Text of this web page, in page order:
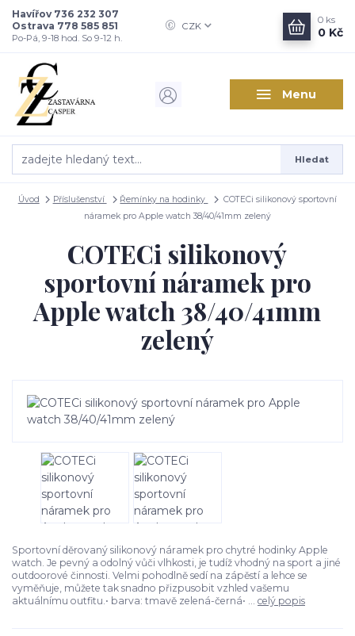
Menu
CZK
Hledat
Havířov 736 232 307
Ostrava 778 585 851
Po-Pá, 9-18 hod. So 9-12 h.
0 ks
0 Kč
Úvod Příslušenství Řemínky na hodinky
COTECi silikonový sportovní
náramek pro Apple watch 38/40/41mm zelený
COTECi silikonový
sportovní náramek pro
Apple watch 38/40/41mm
zelený
Sportovní děrovaný silikonový náramek pro chytré hodinky Apple
watch. Je pevný a odolný vůči vlhkosti, je tudíž vhodný na sport a jiné
outdoorové činnosti. Velmi pohodlně sedí na zápěstí a lehce se
vyměňuje, můžete tak snadno přizpusobit vzhled vašemu
aktuálnímu outfitu.• barva: tmavě zelená-černá• ... celý popis